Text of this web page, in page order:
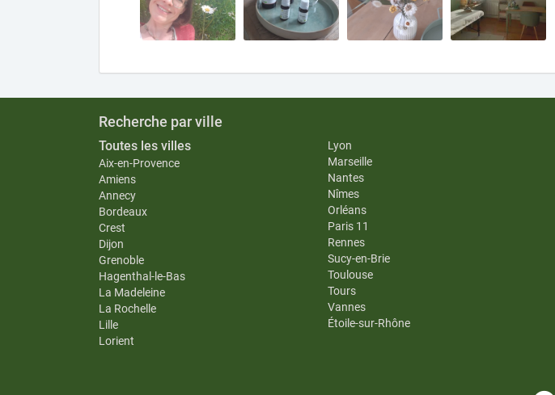
Recherche par ville
Toutes les villes
Aix-en-Provence
Amiens
Annecy
Bordeaux
Crest
Dijon
Grenoble
Hagenthal-le-Bas
La Madeleine
La Rochelle
Lille
Lorient
Lyon
Marseille
Nantes
Nîmes
Orléans
Paris 11
Rennes
Sucy-en-Brie
Toulouse
Tours
Vannes
Étoile-sur-Rhône